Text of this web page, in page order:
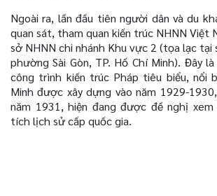
Ngoài ra, lần đầu tiên người dân và du
quan sát, tham quan kiến trúc NHNN Việt
sở NHNN chi nhánh Khu vực 2 (tọa lạc tại
phường Sài Gòn, TP. Hồ Chí Minh). Đây
công trình kiến trúc Pháp tiêu biểu, nổi
Minh được xây dựng vào năm 1929-
năm 1931, hiện đang được đề nghị
tích lịch sử cấp quốc gia.